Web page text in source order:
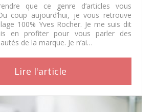
que ce genre d’articles vous
coup aujourd’hui, je vous retrouve
100% Yves Rocher. Je me suis dit
en profiter pour vous parler des
de la marque. Je n’ai…
Lire l'article